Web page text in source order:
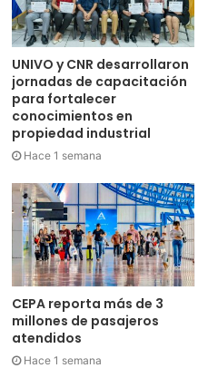
UNIVO y CNR desarrollaron
jornadas de capacitación
para fortalecer
conocimientos en
propiedad industrial
Hace 1 semana
CEPA reporta más de 3
millones de pasajeros
atendidos
Hace 1 semana